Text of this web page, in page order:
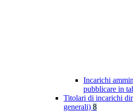
Incarichi
pubblicare in
Titolari di incarichi
generali) 8